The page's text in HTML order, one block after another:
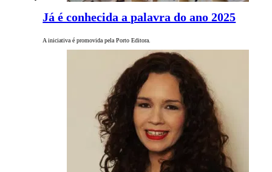
Já é conhecida a palavra do ano 2025
A iniciativa é promovida pela Porto Editora.